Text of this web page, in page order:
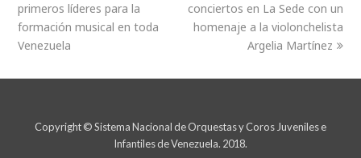
primeros líderes para la
formación musical en toda
Venezuela
conciertos en La Sede con un
homenaje a la violonchelista
Argelia Martínez
Copyright © Sistema Nacional de Orquestas y Coros Juveniles e
Infantiles de Venezuela. 2018.